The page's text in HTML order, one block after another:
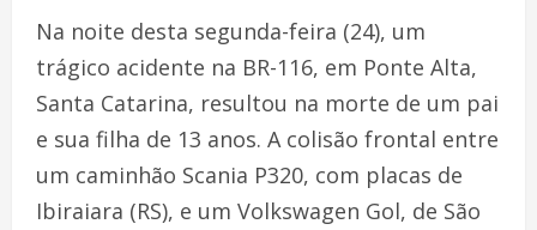
Na noite desta segunda-feira (24), um
trágico acidente na BR-116, em Ponte Alta,
Santa Catarina, resultou na morte de um pai
e sua filha de 13 anos. A colisão frontal entre
um caminhão Scania P320, com placas de
Ibiraiara (RS), e um Volkswagen Gol, de São